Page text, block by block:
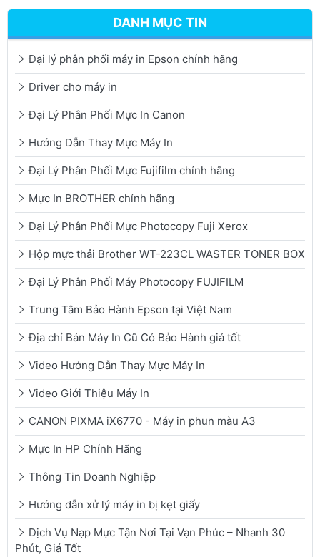
DANH MỤC TIN
Đại lý phân phối máy in Epson chính hãng
Driver cho máy in
Đại Lý Phân Phối Mực In Canon
Hướng Dẫn Thay Mực Máy In
Đại Lý Phân Phối Mực Fujifilm chính hãng
Mực In BROTHER chính hãng
Đại Lý Phân Phối Mực Photocopy Fuji Xerox
Hộp mực thải Brother WT-223CL WASTER TONER BOX
Đại Lý Phân Phối Máy Photocopy FUJIFILM
Trung Tâm Bảo Hành Epson tại Việt Nam
Địa chỉ Bán Máy In Cũ Có Bảo Hành giá tốt
Video Hướng Dẫn Thay Mực Máy In
Video Giới Thiệu Máy In
CANON PIXMA iX6770 - Máy in phun màu A3
Mực In HP Chính Hãng
Thông Tin Doanh Nghiệp
Hướng dẫn xử lý máy in bị kẹt giấy
Dịch Vụ Nạp Mực Tận Nơi Tại Vạn Phúc – Nhanh 30
Phút, Giá Tốt